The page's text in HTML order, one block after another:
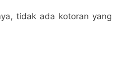
tidak ada kotoran yang